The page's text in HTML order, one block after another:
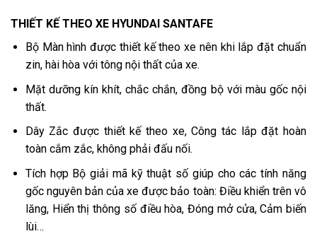
THIẾT KẾ THEO XE HYUNDAI SANTAFE
Bộ Màn hình được thiết kế theo xe nên khi lắp đặt chuẩn
zin, hài hòa với tông nội thất của xe.
Mặt dưỡng kín khít, chắc chắn, đồng bộ với màu gốc nội
thất.
Dây Zắc được thiết kế theo xe, Công tác lắp đặt hoàn
toàn cắm zắc, không phải đấu nối.
Tích hợp Bộ giải mã kỹ thuật số giúp cho các tính năng
gốc nguyên bản của xe được bảo toàn: Điều khiển trên vô
lăng, Hiển thị thông số điều hòa, Đóng mở cửa, Cảm biến
lùi…